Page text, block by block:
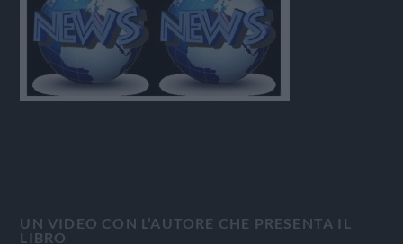
UN VIDEO CON L’AUTORE CHE PRESENTA IL
LIBRO